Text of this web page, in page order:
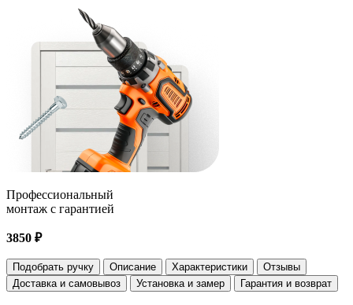
Профессиональный
монтаж с гарантией
3850 ₽
Подобрать ручку Описание Характеристики
Отзывы
Доставка и самовывоз
Установка и замер Гарантия и возврат